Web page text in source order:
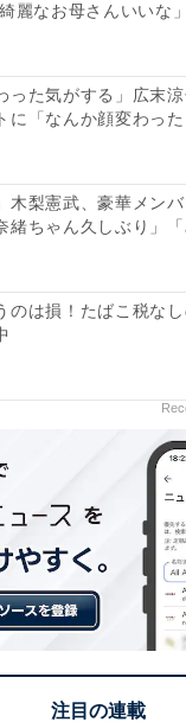
麗なお母さんいいな
った気がする」広末
に「なんか顔変わっ
木梨憲武、豪華メン
緒ちゃん久しぶり」
のは損！たばこ税な
注目の連載